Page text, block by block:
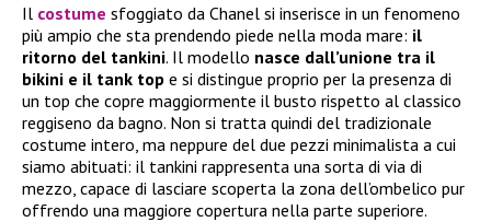
Il costume sfoggiato da Chanel si inserisce in un fenomeno
più ampio che sta prendendo piede nella moda mare: il
ritorno del tankini. Il modello nasce dall’unione tra il
bikini e il tank top e si distingue proprio per la presenza di
un top che copre maggiormente il busto rispetto al classico
reggiseno da bagno. Non si tratta quindi del tradizionale
costume intero, ma neppure del due pezzi minimalista a cui
siamo abituati: il tankini rappresenta una sorta di via di
mezzo, capace di lasciare scoperta la zona dell’ombelico pur
offrendo una maggiore copertura nella parte superiore.